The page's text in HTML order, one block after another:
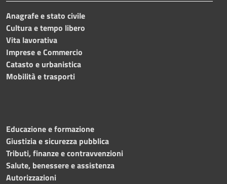
Anagrafe e stato civile
Cultura e tempo libero
Vita lavorativa
Imprese e Commercio
Catasto e urbanistica
Mobilità e trasporti
Educazione e formazione
Giustizia e sicurezza pubblica
Tributi, finanze e contravvenzioni
Salute, benessere e assistenza
Autorizzazioni